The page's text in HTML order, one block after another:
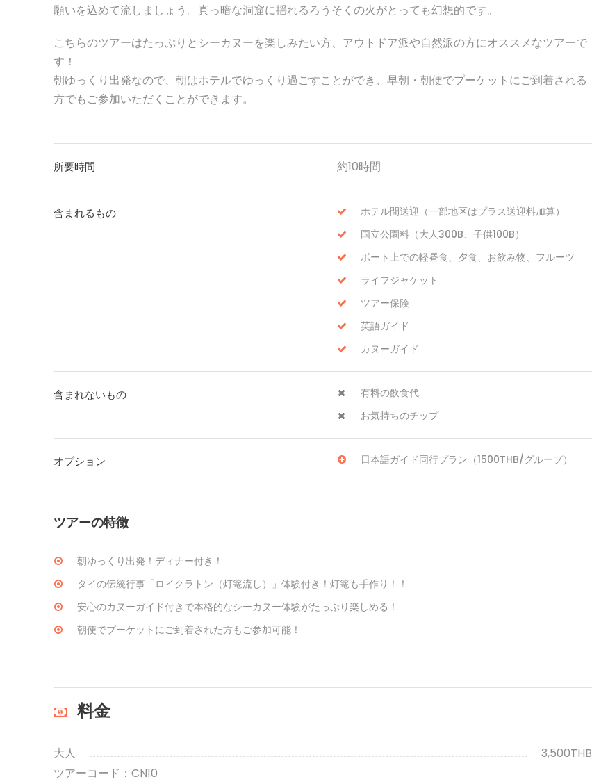
願いを込めて流しましょう。真っ暗な洞窟に揺れるろうそくの火がとっても幻想的です。
こちらのツアーはたっぷりとシーカヌーを楽しみたい方、アウトドア派や自然派の方にオススメなツアーで
す！
朝ゆっくり出発なので、朝はホテルでゆっくり過ごすことができ、早朝・朝便でプーケットにご到着される
方でもご参加いただくことができます。
所要時間 約10時間
含まれるもの
ホテル間送迎（一部地区はプラス送迎料加算）
国立公園料（大人300B、子供100B）
ボート上での軽昼食、夕食、お飲み物、フルーツ
ライフジャケット
ツアー保険
英語ガイド
カヌーガイド
含まれないもの
有料の飲食代
お気持ちのチップ
オプション 日本語ガイド同行プラン（1500THB/グループ）
ツアーの特徴
朝ゆっくり出発！ディナー付き！
タイの伝統行事「ロイクラトン（灯篭流し）」体験付き！灯篭も手作り！！
安心のカヌーガイド付きで本格的なシーカヌー体験がたっぷり楽しめる！
朝便でプーケットにご到着された方もご参加可能！
料金
大人
3,500THB
ツアーコード：CN10